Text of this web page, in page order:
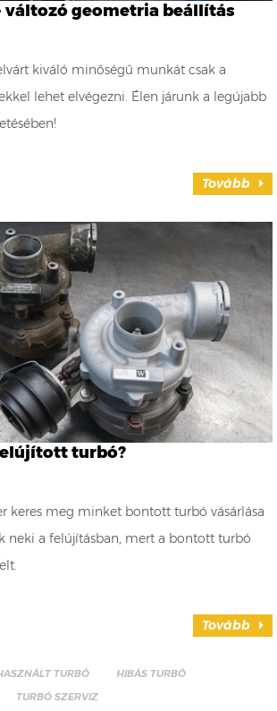
változó geometria beállítás
kiváló minőségű munkát csak a
lehet elvégezni. Élen járunk a legújabb
Tovább
turbó?
keres meg minket bontott turbó vásárlása
neki a felújításban, mert a bontott turbó
Tovább
TURBÓ
HIBÁS TURBÓ
TURBÓ SZERVIZ